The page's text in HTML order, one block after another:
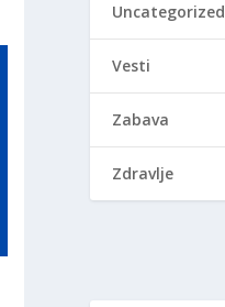
Uncategorized
Vesti
Zabava
Zdravlje